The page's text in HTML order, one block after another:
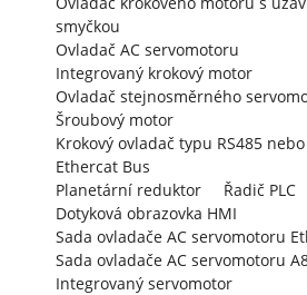
smyčkou
Ovladač AC servomotoru
Integrovaný krokový motor
Ovladač stejnosměrného
Šroubový motor
Krokový ovladač typu RS485
Ethercat Bus
Planetární reduktor
Řadič PLC
Dotyková obrazovka HMI
Sada ovladače AC servomotoru
Sada ovladače AC servomotoru
Integrovaný servomotor